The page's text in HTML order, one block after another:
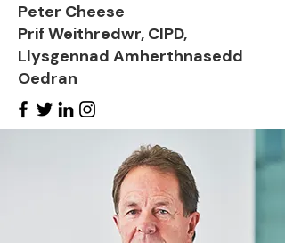
Peter Cheese
Prif Weithredwr, CIPD,
Llysgennad Amherthnasedd
Oedran